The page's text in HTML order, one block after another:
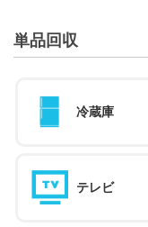
単品回収
冷蔵庫
テレビ